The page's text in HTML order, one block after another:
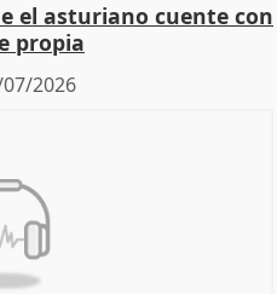
el asturiano cuente con
propia
2026